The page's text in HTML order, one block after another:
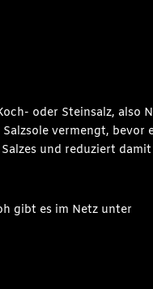
oder Steinsalz,
vermengt,
und reduziert
gibt es im Netz unter